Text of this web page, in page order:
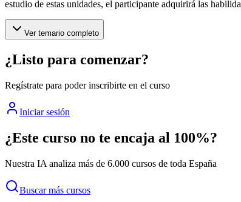
estudio de estas unidades, el participante adquirirá las
Ver temario completo
¿Listo para comenzar?
Regístrate para poder inscribirte en el curso
Iniciar sesión
¿Este curso no te encaja al 100%?
Nuestra IA analiza más de 6.000 cursos de toda España
Buscar más cursos